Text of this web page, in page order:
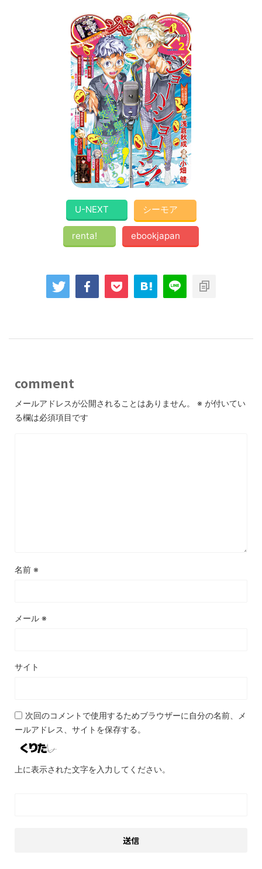
U-NEXT シーモア
renta! ebookjapan
comment
メールアドレスが公開されることはありません。 ※ が付いてい
る欄は必須項目です
名前 ※
メール ※
サイト
次回のコメントで使用するためブラウザーに自分の名前、メ
ールアドレス、サイトを保存する。
上に表示された文字を入力してください。